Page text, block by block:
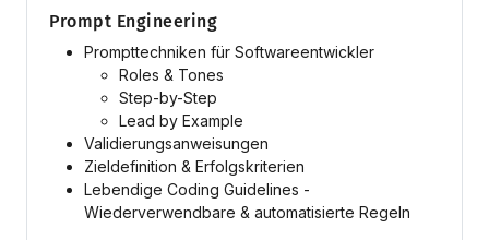
Prompt Engineering
Prompttechniken für Softwareentwickler
Roles & Tones
Step-by-Step
Lead by Example
Validierungsanweisungen
Zieldefinition & Erfolgskriterien
Lebendige Coding Guidelines -
Wiederverwendbare & automatisierte Regeln